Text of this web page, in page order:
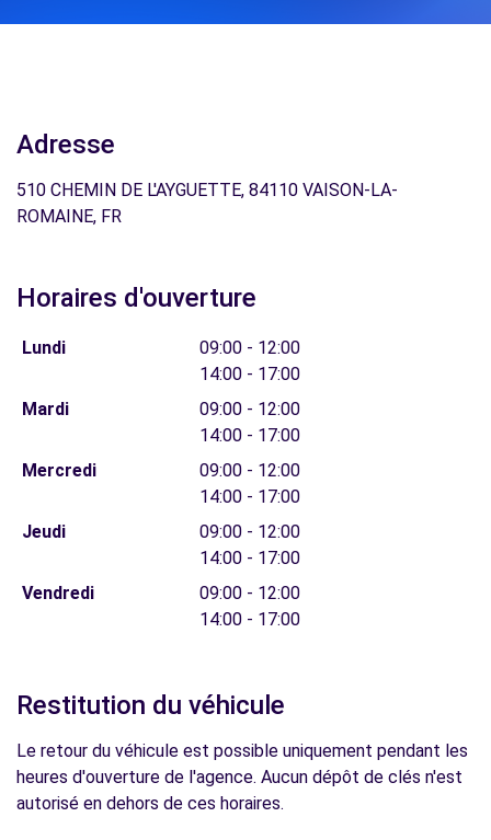
Adresse
510 CHEMIN DE L'AYGUETTE, 84110 VAISON-LA-
ROMAINE, FR
Horaires d'ouverture
Lundi
09:00 - 12:00
14:00 - 17:00
Mardi
09:00 - 12:00
14:00 - 17:00
Mercredi
09:00 - 12:00
14:00 - 17:00
Jeudi
09:00 - 12:00
14:00 - 17:00
Vendredi
09:00 - 12:00
14:00 - 17:00
Restitution du véhicule
Le retour du véhicule est possible uniquement pendant les
heures d'ouverture de l'agence. Aucun dépôt de clés n'est
autorisé en dehors de ces horaires.